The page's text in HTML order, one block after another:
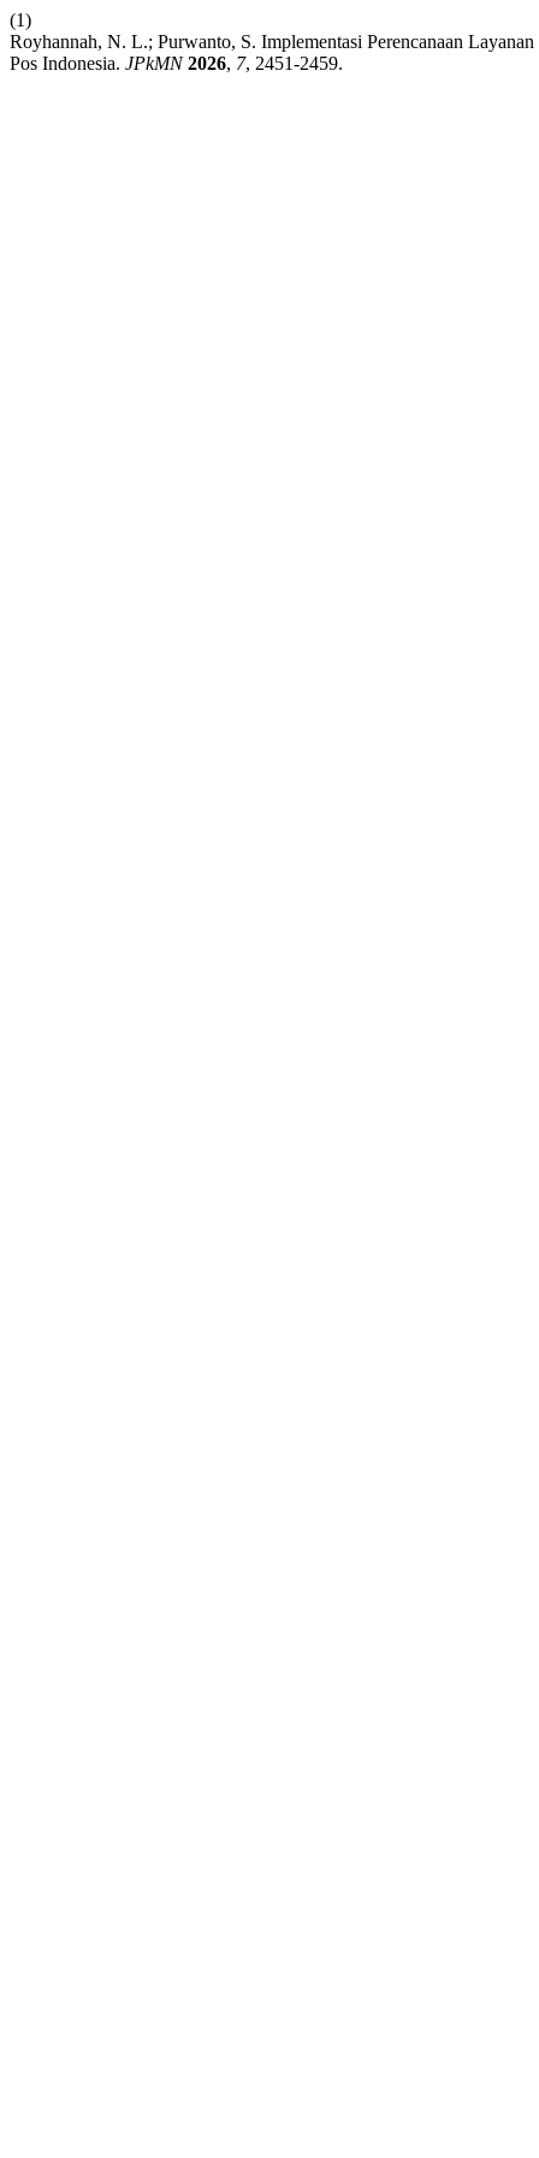
(1)
Royhannah, N. L.; Purwanto, S. Implementasi Perencanaan
Pos Indonesia. JPkMN 2026, 7, 2451-2459.